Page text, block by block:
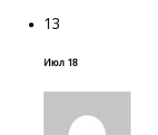
13
Июл 18